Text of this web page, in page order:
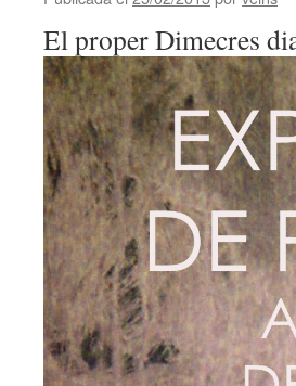
El proper Dimecres